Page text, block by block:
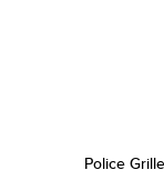
Police Grille